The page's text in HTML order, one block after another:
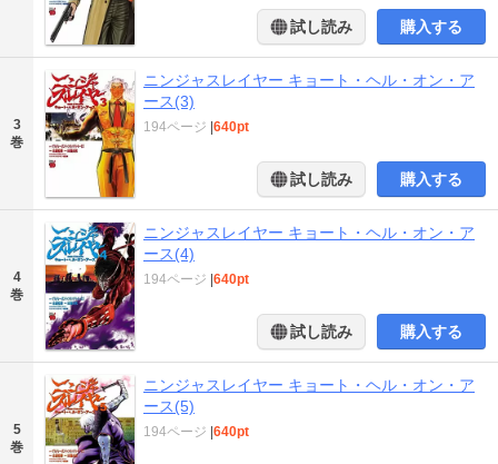
試し読み 購入する
3
巻
ニンジャスレイヤー キョート・ヘル・オン・ア
ース(3)
194ページ 640pt
試し読み 購入する
4
巻
ニンジャスレイヤー キョート・ヘル・オン・ア
ース(4)
194ページ 640pt
試し読み 購入する
5
巻
ニンジャスレイヤー キョート・ヘル・オン・ア
ース(5)
194ページ 640pt